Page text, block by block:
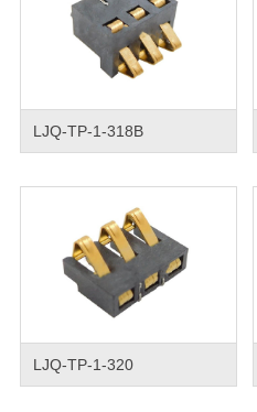
LJQ-TP-1-318B
LJQ-TP-1-320